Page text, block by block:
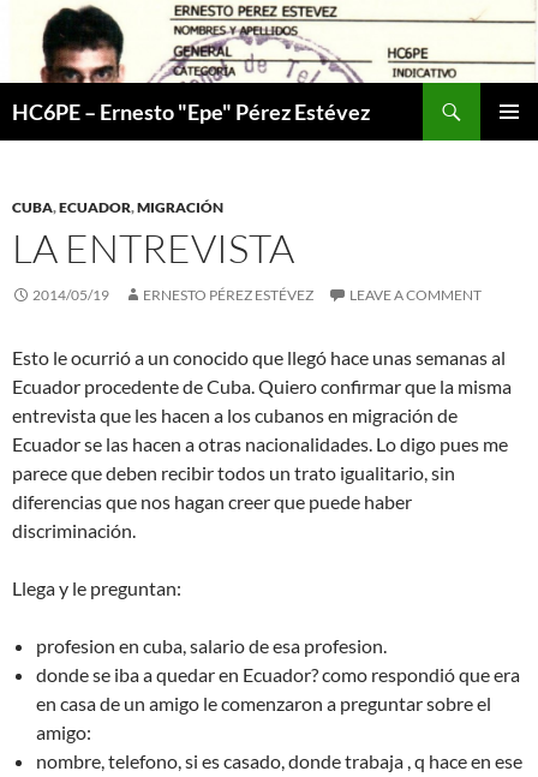
content
HC6PE – Ernesto "Epe" Pérez Estévez
CUBA,ECUADOR,MIGRACIÓN
LA ENTREVISTA
2014/05/19 ERNESTO PÉREZ ESTÉVEZ LEAVE A COMMENT
Esto le ocurrió a un conocido que llegó hace unas semanas al
Ecuador procedente de Cuba. Quiero confirmar que la misma
entrevista que les hacen a los cubanos en migración de
Ecuador se las hacen a otras nacionalidades. Lo digo pues me
parece que deben recibir todos un trato igualitario, sin
diferencias que nos hagan creer que puede haber
discriminación.
Llega y le preguntan:
profesion en cuba, salario de esa profesion.
donde se iba a quedar en Ecuador? como respondió que era
en casa de un amigo le comenzaron a preguntar sobre el
amigo:
nombre, telefono, si es casado, donde trabaja , q hace en ese